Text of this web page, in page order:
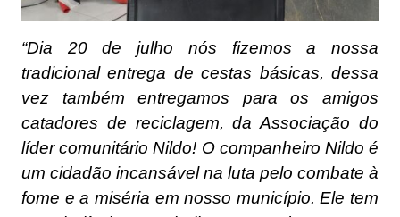
“Dia 20 de julho nós fizemos a nossa
tradicional entrega de cestas básicas, dessa
vez também entregamos para os amigos
catadores de reciclagem, da Associação do
líder comunitário Nildo! O companheiro Nildo é
um cidadão incansável na luta pelo combate à
fome e a miséria em nosso município. Ele tem